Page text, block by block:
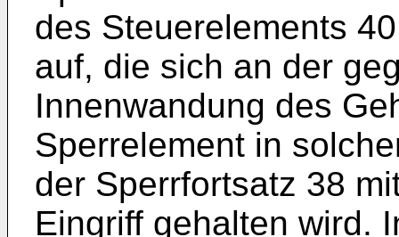
des Steuerelements
auf, die sich an der
Innenwandung des
Sperrelement in
der Sperrfortsatz 38
Eingriff gehalten wird.